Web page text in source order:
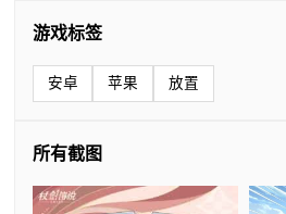
游戏标签
安卓 苹果 放置
所有截图